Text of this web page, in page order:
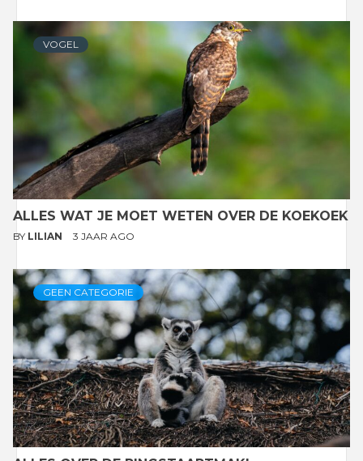
VOGEL
ALLES WAT JE MOET WETEN OVER DE KOEKOEK
BY LILIAN 3 JAAR AGO
GEEN CATEGORIE